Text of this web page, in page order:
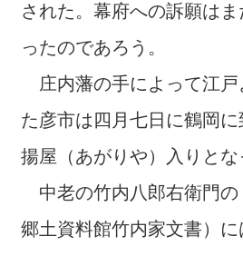
された。幕府への訴願は
ったのであろう。
庄内藩の手によって江戸
た彦市は四月七日に鶴岡に
揚屋（あがりや）入りとな
中老の竹内八郎右衛門の
郷土資料館竹内家文書）